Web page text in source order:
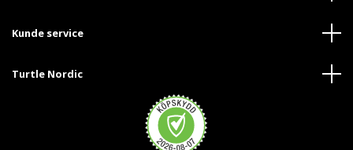
Kunde service
Turtle Nordic